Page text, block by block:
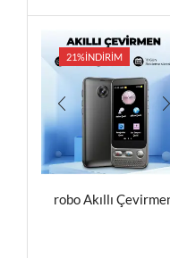
21%İNDIRIM
robo Akıllı